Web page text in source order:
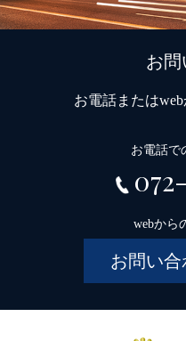
お
お電話または
お電話で
webから
お問い